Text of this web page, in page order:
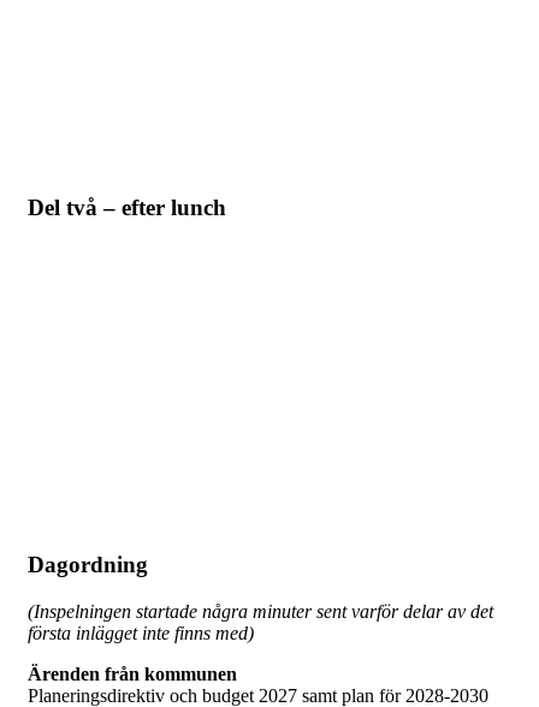
Del två – efter lunch
Dagordning
(Inspelningen startade några minuter sent varför delar av det
första inlägget inte finns med)
Ärenden från kommunen
Planeringsdirektiv och budget 2027 samt plan för 2028-2030